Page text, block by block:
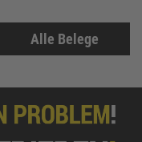
Alle Belege